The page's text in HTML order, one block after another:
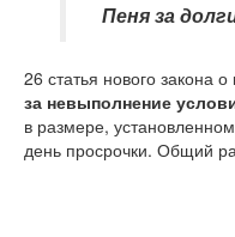
Пеня за
26 статья нового закона
за невыполнение
в размере,
день просрочки. Общий